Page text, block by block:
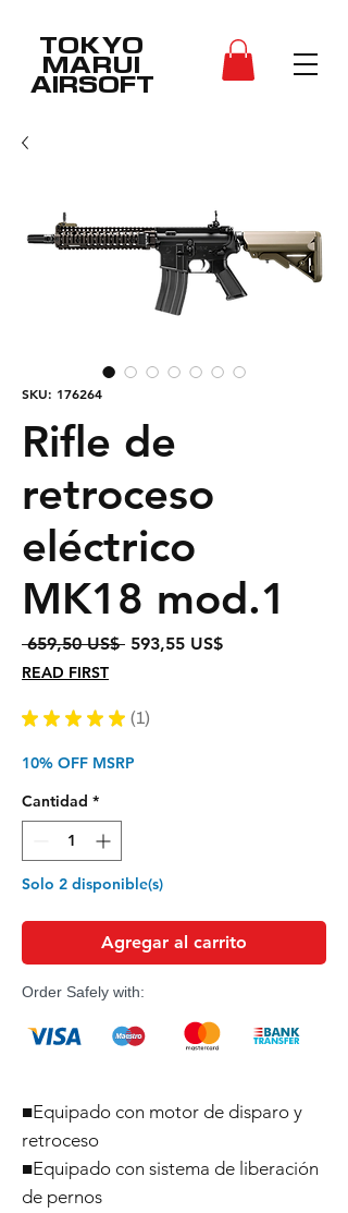
TOKYO
MARUI
AIRSOFT
SKU: 176264
Rifle de
retroceso
eléctrico
MK18 mod.1
659,50 US$ Precio
593,55 US$Precio
READ FIRST
★ ★ ★ ★ ★ 1
1
10% OFF MSRP
Cantidad *
Solo 2 disponible(s)
Agregar al carrito
Order Safely with:
■Equipado con motor de disparo y
retroceso
■Equipado con sistema de liberación
de pernos